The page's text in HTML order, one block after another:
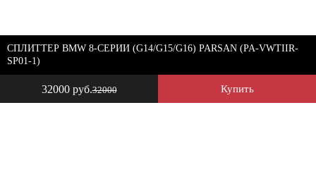
32000 руб.32000 Купить
СПЛИТТЕР BMW 8-СЕРИИ (G14/G15/G16) PARSAN (PA-VWTIIR-
SP01-1)